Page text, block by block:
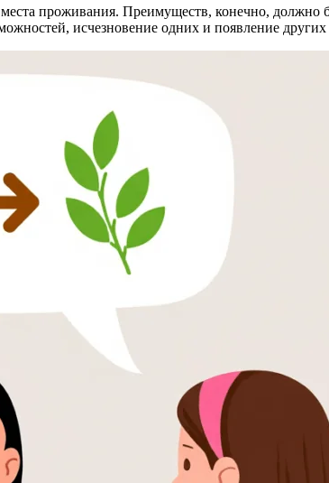
проживания. Преимуществ, конечно, должно
исчезновение одних и появление